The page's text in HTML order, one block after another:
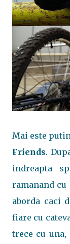
Mai este
Friends.
indreapta
ramanand
aborda caci
fiare cu
trece cu